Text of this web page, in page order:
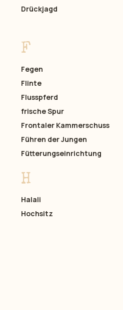
Drückjagd
F
Fegen
Flinte
Flusspferd
frische Spur
Frontaler Kammerschuss
Führen der Jungen
Fütterungseinrichtung
H
Halali
Hochsitz